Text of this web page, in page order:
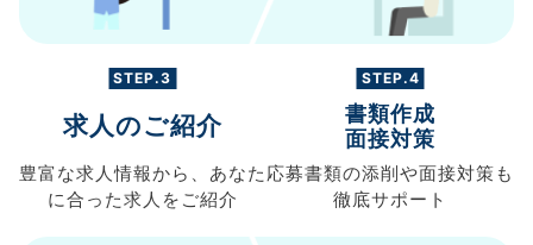
STEP.3
求人のご紹介
豊富な求人情報から、 あなた
に合った求人を ご紹介
STEP.4
書類作成
面接対策
応募書類の添削や面接対策も
徹底サポート